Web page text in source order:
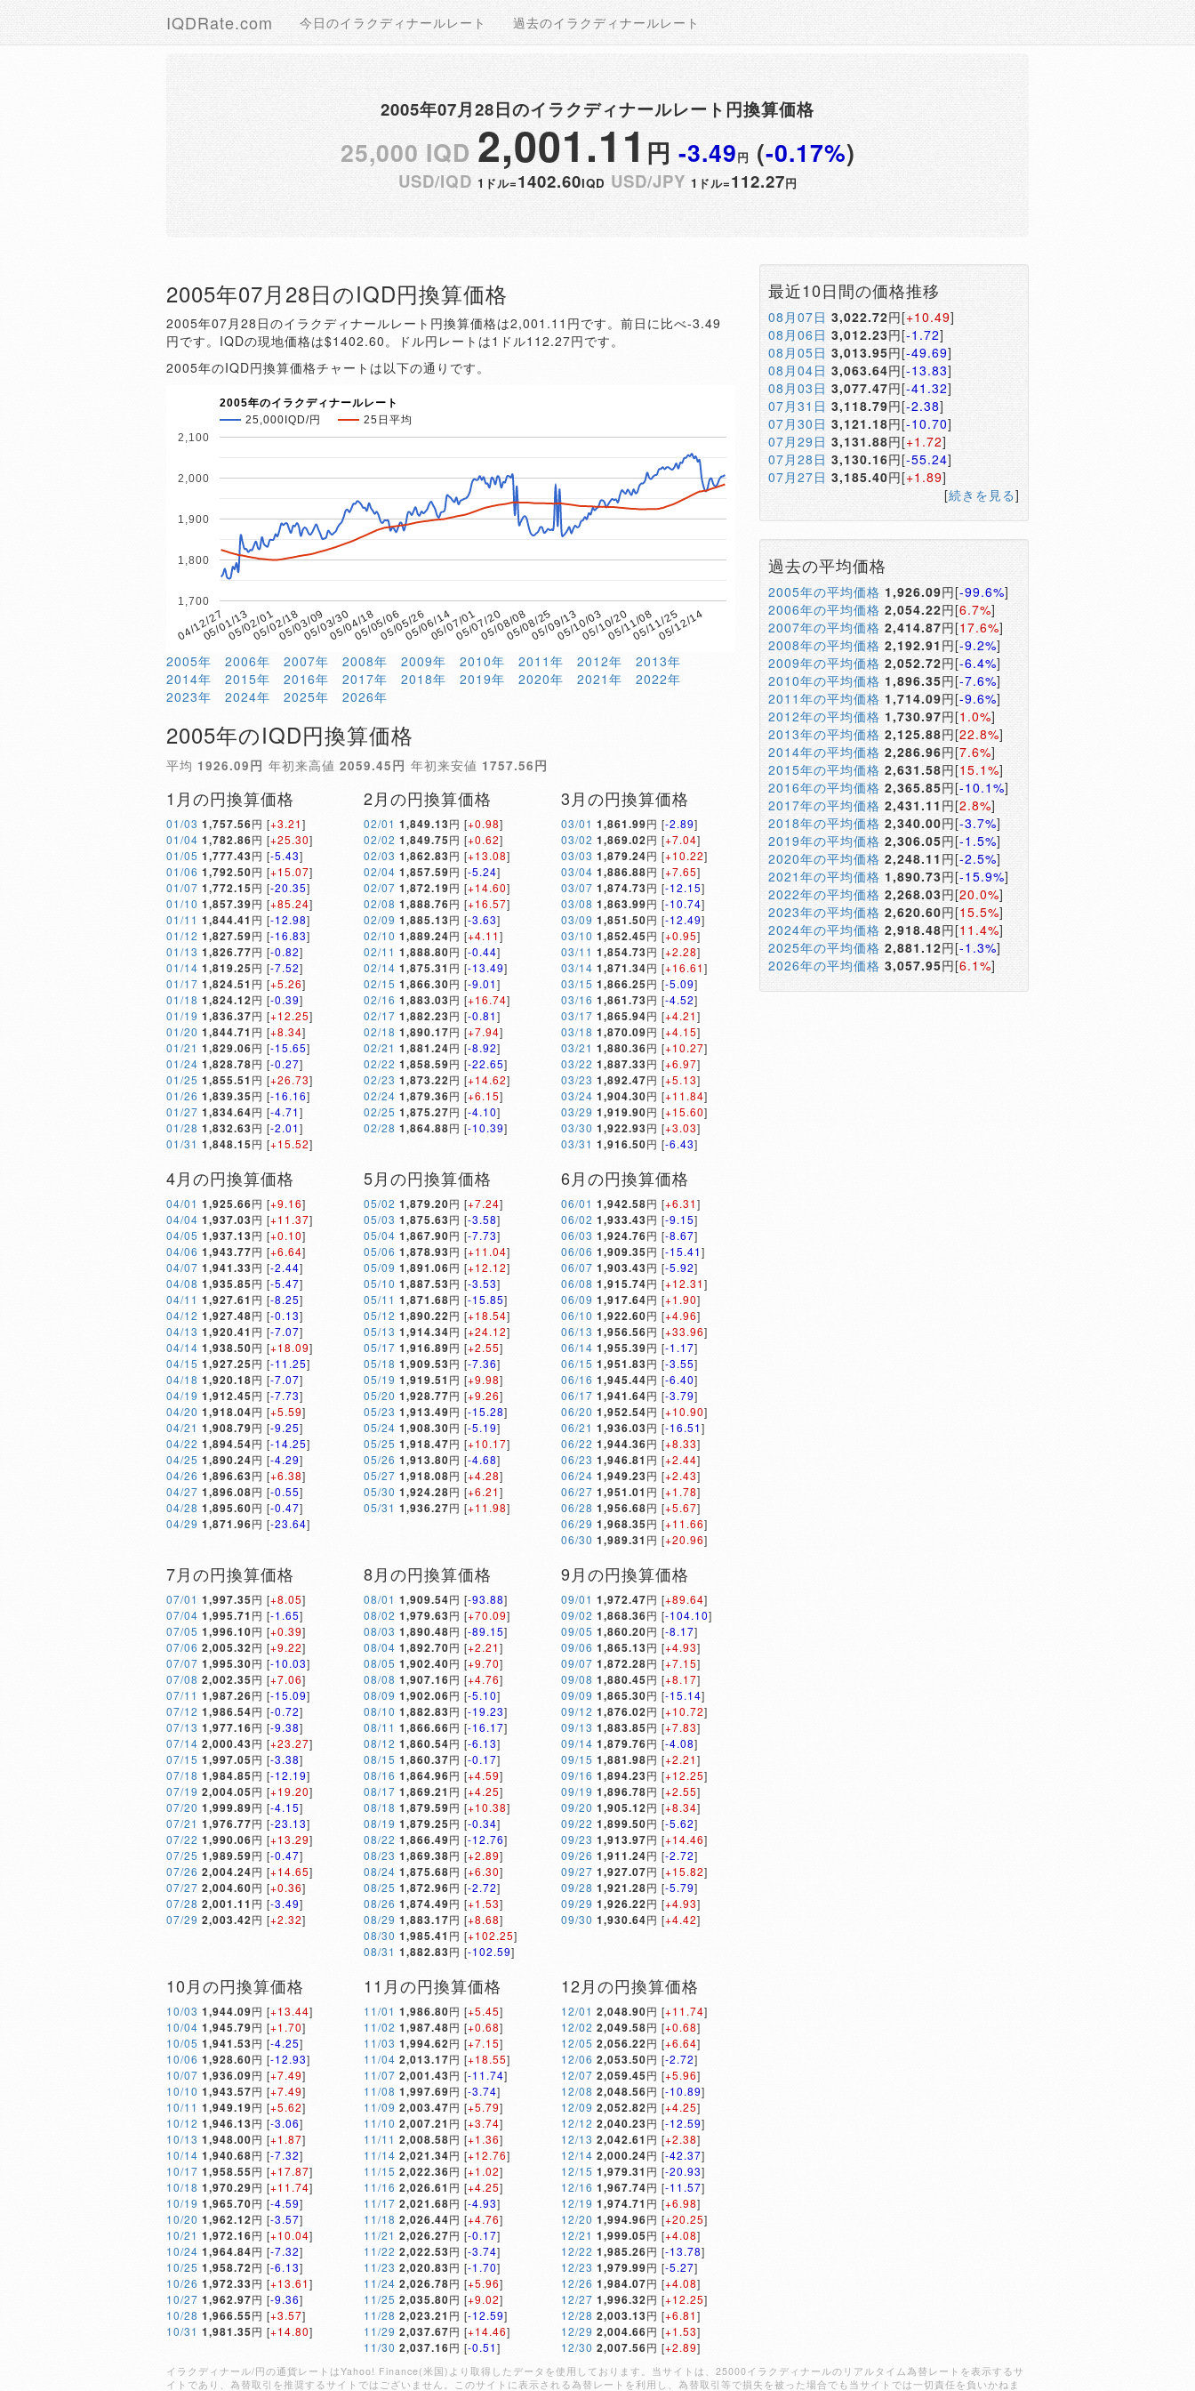
IQDRate.com 今日のイラクディナールレート 過去のイラクディナールレート
2005年07月28日のイラクディナールレート円換算価格
25,000 IQD 2,001.11 円 -3.49円 (-0.17%)
USD/IQD 1ドル=1402.60IQD USD/JPY 1ドル=112.27円
2005年07月28日のIQD円換算価格
2005年07月28日のイラクディナールレート円換算価格は2,001.11円です。前日に比べ-3.49
円です。IQDの現地価格は$1402.60。ドル円レートは1ドル112.27円です。
2005年のIQD円換算価格チャートは以下の通りです。
2005年のイラクディナールレート
25,000IQD/円
25日平均
04/12/2705/01/1305/02/0105/02/1805/03/0905/03/3005/04/1805/05/0605/05/2605/06/1405/07/0105/07/2005/08/0805/08/2505/09/1305/10/0305/10/2005/11/0805/11/2505/12/14
1,700
1,800
1,900
2,000
2,100
2005年 2006年 2007年 2008年 2009年 2010年 2011年 2012年
2013年
2014年
2015年 2016年 2017年 2018年 2019年 2020年 2021年
2022年
2023年
2024年 2025年 2026年
2005年のIQD円換算価格
平均 1926.09円 年初来高値 2059.45円 年初来安値 1757.56円
1月の円換算価格
01/03 1,757.56円 [+3.21]
01/04 1,782.86円 [+25.30]
01/05 1,777.43円 [-5.43]
01/06 1,792.50円 [+15.07]
01/07 1,772.15円 [-20.35]
01/10 1,857.39円 [+85.24]
01/11 1,844.41 円 [-12.98]
01/12 1,827.59円 [-16.83]
01/13 1,826.77円 [-0.82]
01/14 1,819.25円 [-7.52]
01/17 1,824.51 円 [+5.26]
01/18 1,824.12円 [-0.39]
01/19 1,836.37円 [+12.25]
01/20 1,844.71 円 [+8.34]
01/21 1,829.06円 [-15.65]
01/24 1,828.78円 [-0.27]
01/25 1,855.51 円 [+26.73]
01/26 1,839.35円 [-16.16]
01/27 1,834.64円 [-4.71]
01/28 1,832.63円 [-2.01]
01/31 1,848.15円 [+15.52]
2月の円換算価格
02/01 1,849.13円 [+0.98]
02/02 1,849.75円 [+0.62]
02/03 1,862.83円 [+13.08]
02/04 1,857.59円 [-5.24]
02/07 1,872.19円 [+14.60]
02/08 1,888.76円 [+16.57]
02/09 1,885.13円 [-3.63]
02/10 1,889.24円 [+4.11]
02/11 1,888.80円 [-0.44]
02/14 1,875.31 円 [-13.49]
02/15 1,866.30円 [-9.01]
02/16 1,883.03円 [+16.74]
02/17 1,882.23円 [-0.81]
02/18 1,890.17円 [+7.94]
02/21 1,881.24円 [-8.92]
02/22 1,858.59円 [-22.65]
02/23 1,873.22円 [+14.62]
02/24 1,879.36円 [+6.15]
02/25 1,875.27円 [-4.10]
02/28 1,864.88円 [-10.39]
3月の円換算価格
03/01 1,861.99円 [-2.89]
03/02 1,869.02円 [+7.04]
03/03 1,879.24円 [+10.22]
03/04 1,886.88円 [+7.65]
03/07 1,874.73円 [-12.15]
03/08 1,863.99円 [-10.74]
03/09 1,851.50円 [-12.49]
03/10 1,852.45円 [+0.95]
03/11 1,854.73円 [+2.28]
03/14 1,871.34円 [+16.61]
03/15 1,866.25円 [-5.09]
03/16 1,861.73円 [-4.52]
03/17 1,865.94円 [+4.21]
03/18 1,870.09円 [+4.15]
03/21 1,880.36円 [+10.27]
03/22 1,887.33円 [+6.97]
03/23 1,892.47円 [+5.13]
03/24 1,904.30円 [+11.84]
03/29 1,919.90円 [+15.60]
03/30 1,922.93円 [+3.03]
03/31 1,916.50円 [-6.43]
4月の円換算価格
04/01 1,925.66円 [+9.16]
04/04 1,937.03円 [+11.37]
04/05 1,937.13円 [+0.10]
04/06 1,943.77円 [+6.64]
04/07 1,941.33円 [-2.44]
04/08 1,935.85円 [-5.47]
04/11 1,927.61 円 [-8.25]
04/12 1,927.48円 [-0.13]
04/13 1,920.41 円 [-7.07]
04/14 1,938.50円 [+18.09]
04/15 1,927.25円 [-11.25]
04/18 1,920.18円 [-7.07]
04/19 1,912.45円 [-7.73]
04/20 1,918.04円 [+5.59]
04/21 1,908.79円 [-9.25]
04/22 1,894.54円 [-14.25]
04/25 1,890.24円 [-4.29]
04/26 1,896.63円 [+6.38]
04/27 1,896.08円 [-0.55]
04/28 1,895.60円 [-0.47]
04/29 1,871.96円 [-23.64]
5月の円換算価格
05/02 1,879.20円 [+7.24]
05/03 1,875.63円 [-3.58]
05/04 1,867.90円 [-7.73]
05/06 1,878.93円 [+11.04]
05/09 1,891.06円 [+12.12]
05/10 1,887.53円 [-3.53]
05/11 1,871.68円 [-15.85]
05/12 1,890.22円 [+18.54]
05/13 1,914.34円 [+24.12]
05/17 1,916.89円 [+2.55]
05/18 1,909.53円 [-7.36]
05/19 1,919.51 円 [+9.98]
05/20 1,928.77円 [+9.26]
05/23 1,913.49円 [-15.28]
05/24 1,908.30円 [-5.19]
05/25 1,918.47円 [+10.17]
05/26 1,913.80円 [-4.68]
05/27 1,918.08円 [+4.28]
05/30 1,924.28円 [+6.21]
05/31 1,936.27円 [+11.98]
6月の円換算価格
06/01 1,942.58円 [+6.31]
06/02 1,933.43円 [-9.15]
06/03 1,924.76円 [-8.67]
06/06 1,909.35円 [-15.41]
06/07 1,903.43円 [-5.92]
06/08 1,915.74円 [+12.31]
06/09 1,917.64円 [+1.90]
06/10 1,922.60円 [+4.96]
06/13 1,956.56円 [+33.96]
06/14 1,955.39円 [-1.17]
06/15 1,951.83円 [-3.55]
06/16 1,945.44円 [-6.40]
06/17 1,941.64円 [-3.79]
06/20 1,952.54円 [+10.90]
06/21 1,936.03円 [-16.51]
06/22 1,944.36円 [+8.33]
06/23 1,946.81 円 [+2.44]
06/24 1,949.23円 [+2.43]
06/27 1,951.01 円 [+1.78]
06/28 1,956.68円 [+5.67]
06/29 1,968.35円 [+11.66]
06/30 1,989.31 円 [+20.96]
7月の円換算価格
07/01 1,997.35円 [+8.05]
07/04 1,995.71 円 [-1.65]
07/05 1,996.10円 [+0.39]
07/06 2,005.32円 [+9.22]
07/07 1,995.30円 [-10.03]
07/08 2,002.35円 [+7.06]
07/11 1,987.26円 [-15.09]
07/12 1,986.54円 [-0.72]
07/13 1,977.16円 [-9.38]
07/14 2,000.43円 [+23.27]
07/15 1,997.05円 [-3.38]
07/18 1,984.85円 [-12.19]
07/19 2,004.05円 [+19.20]
07/20 1,999.89円 [-4.15]
07/21 1,976.77円 [-23.13]
07/22 1,990.06円 [+13.29]
07/25 1,989.59円 [-0.47]
07/26 2,004.24円 [+14.65]
07/27 2,004.60円 [+0.36]
07/28 2,001.11 円 [-3.49]
07/29 2,003.42円 [+2.32]
8月の円換算価格
08/01 1,909.54円 [-93.88]
08/02 1,979.63円 [+70.09]
08/03 1,890.48円 [-89.15]
08/04 1,892.70円 [+2.21]
08/05 1,902.40円 [+9.70]
08/08 1,907.16円 [+4.76]
08/09 1,902.06円 [-5.10]
08/10 1,882.83円 [-19.23]
08/11 1,866.66円 [-16.17]
08/12 1,860.54円 [-6.13]
08/15 1,860.37円 [-0.17]
08/16 1,864.96円 [+4.59]
08/17 1,869.21 円 [+4.25]
08/18 1,879.59円 [+10.38]
08/19 1,879.25円 [-0.34]
08/22 1,866.49円 [-12.76]
08/23 1,869.38円 [+2.89]
08/24 1,875.68円 [+6.30]
08/25 1,872.96円 [-2.72]
08/26 1,874.49円 [+1.53]
08/29 1,883.17円 [+8.68]
08/30 1,985.41 円 [+102.25]
08/31 1,882.83円 [-102.59]
9月の円換算価格
09/01 1,972.47円 [+89.64]
09/02 1,868.36円 [-104.10]
09/05 1,860.20円 [-8.17]
09/06 1,865.13円 [+4.93]
09/07 1,872.28円 [+7.15]
09/08 1,880.45円 [+8.17]
09/09 1,865.30円 [-15.14]
09/12 1,876.02円 [+10.72]
09/13 1,883.85円 [+7.83]
09/14 1,879.76円 [-4.08]
09/15 1,881.98円 [+2.21]
09/16 1,894.23円 [+12.25]
09/19 1,896.78円 [+2.55]
09/20 1,905.12円 [+8.34]
09/22 1,899.50円 [-5.62]
09/23 1,913.97円 [+14.46]
09/26 1,911.24円 [-2.72]
09/27 1,927.07円 [+15.82]
09/28 1,921.28円 [-5.79]
09/29 1,926.22円 [+4.93]
09/30 1,930.64円 [+4.42]
10月の円換算価格
10/03 1,944.09円 [+13.44]
10/04 1,945.79円 [+1.70]
10/05 1,941.53円 [-4.25]
10/06 1,928.60円 [-12.93]
10/07 1,936.09円 [+7.49]
10/10 1,943.57円 [+7.49]
10/11 1,949.19円 [+5.62]
10/12 1,946.13円 [-3.06]
10/13 1,948.00円 [+1.87]
10/14 1,940.68円 [-7.32]
10/17 1,958.55円 [+17.87]
10/18 1,970.29円 [+11.74]
10/19 1,965.70円 [-4.59]
10/20 1,962.12円 [-3.57]
10/21 1,972.16円 [+10.04]
10/24 1,964.84円 [-7.32]
10/25 1,958.72円 [-6.13]
10/26 1,972.33円 [+13.61]
10/27 1,962.97円 [-9.36]
10/28 1,966.55円 [+3.57]
10/31 1,981.35円 [+14.80]
11月の円換算価格
11/01 1,986.80円 [+5.45]
11/02 1,987.48円 [+0.68]
11/03 1,994.62円 [+7.15]
11/04 2,013.17円 [+18.55]
11/07 2,001.43円 [-11.74]
11/08 1,997.69円 [-3.74]
11/09 2,003.47円 [+5.79]
11/10 2,007.21 円 [+3.74]
11/11 2,008.58円 [+1.36]
11/14 2,021.34円 [+12.76]
11/15 2,022.36円 [+1.02]
11/16 2,026.61 円 [+4.25]
11/17 2,021.68円 [-4.93]
11/18 2,026.44円 [+4.76]
11/21 2,026.27円 [-0.17]
11/22 2,022.53円 [-3.74]
11/23 2,020.83円 [-1.70]
11/24 2,026.78円 [+5.96]
11/25 2,035.80円 [+9.02]
11/28 2,023.21 円 [-12.59]
11/29 2,037.67円 [+14.46]
11/30 2,037.16円 [-0.51]
12月の円換算価格
12/01 2,048.90円 [+11.74]
12/02 2,049.58円 [+0.68]
12/05 2,056.22円 [+6.64]
12/06 2,053.50円 [-2.72]
12/07 2,059.45円 [+5.96]
12/08 2,048.56円 [-10.89]
12/09 2,052.82円 [+4.25]
12/12 2,040.23円 [-12.59]
12/13 2,042.61 円 [+2.38]
12/14 2,000.24円 [-42.37]
12/15 1,979.31 円 [-20.93]
12/16 1,967.74円 [-11.57]
12/19 1,974.71 円 [+6.98]
12/20 1,994.96円 [+20.25]
12/21 1,999.05円 [+4.08]
12/22 1,985.26円 [-13.78]
12/23 1,979.99円 [-5.27]
12/26 1,984.07円 [+4.08]
12/27 1,996.32円 [+12.25]
12/28 2,003.13円 [+6.81]
12/29 2,004.66円 [+1.53]
12/30 2,007.56円 [+2.89]
最近10日間の価格推移
08月07日 3,022.72円[+10.49]
08月06日 3,012.23円[-1.72]
08月05日 3,013.95円[-49.69]
08月04日 3,063.64円[-13.83]
08月03日 3,077.47円[-41.32]
07月31日 3,118.79円[-2.38]
07月30日 3,121.18円[-10.70]
07月29日 3,131.88円[+1.72]
07月28日 3,130.16円[-55.24]
07月27日 3,185.40円[+1.89]
[続きを見る]
過去の平均価格
2005年の平均価格 1,926.09円[-99.6%]
2006年の平均価格 2,054.22円[6.7%]
2007年の平均価格 2,414.87円[17.6%]
2008年の平均価格 2,192.91 円[-9.2%]
2009年の平均価格 2,052.72円[-6.4%]
2010年の平均価格 1,896.35円[-7.6%]
2011年の平均価格 1,714.09円[-9.6%]
2012年の平均価格 1,730.97円[1.0%]
2013年の平均価格 2,125.88円[22.8%]
2014年の平均価格 2,286.96円[7.6%]
2015年の平均価格 2,631.58円[15.1%]
2016年の平均価格 2,365.85円[-10.1%]
2017年の平均価格 2,431.11 円[2.8%]
2018年の平均価格 2,340.00円[-3.7%]
2019年の平均価格 2,306.05円[-1.5%]
2020年の平均価格 2,248.11 円[-2.5%]
2021年の平均価格 1,890.73円[-15.9%]
2022年の平均価格 2,268.03円[20.0%]
2023年の平均価格 2,620.60円[15.5%]
2024年の平均価格 2,918.48円[11.4%]
2025年の平均価格 2,881.12円[-1.3%]
2026年の平均価格 3,057.95円[6.1%]
イラクディナール/円の通貨レートはYahoo! Finance(米国)より取得したデータを使用しております。当サイトは、25000イラクディナールのリアルタイム為替レートを表示するサ
イトであり、為替取引を推奨するサイトではございません。このサイトに表示される為替レートを利用し、為替取引等で損失を被った場合でも当サイトでは一切責任を負いかねま